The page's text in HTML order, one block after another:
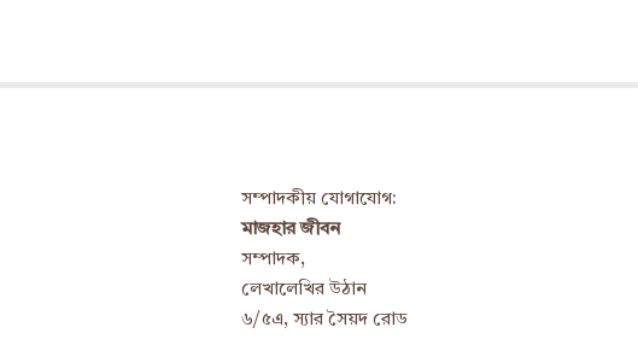
সম্পাদকীয় যোগাযোগ:
মাজহার জীবন
সম্পাদক,
লেখালেখির উঠান
৬/৫এ, স্যার সৈয়দ রোড